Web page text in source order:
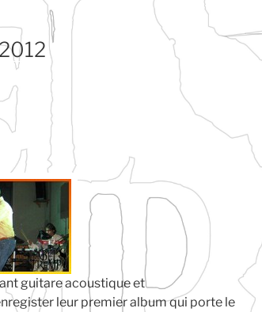
guitare acoustique et
leur premier album qui porte le